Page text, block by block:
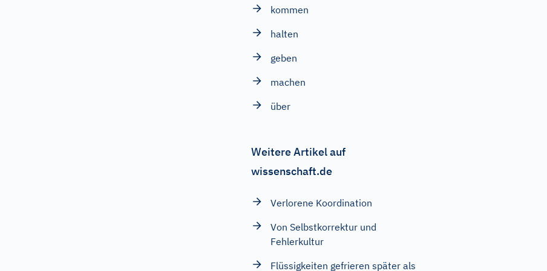
kommen
halten
geben
machen
über
Weitere Artikel auf
wissenschaft.de
Verlorene Koordination
Von Selbstkorrektur und
Fehlerkultur
Flüssigkeiten gefrieren später als